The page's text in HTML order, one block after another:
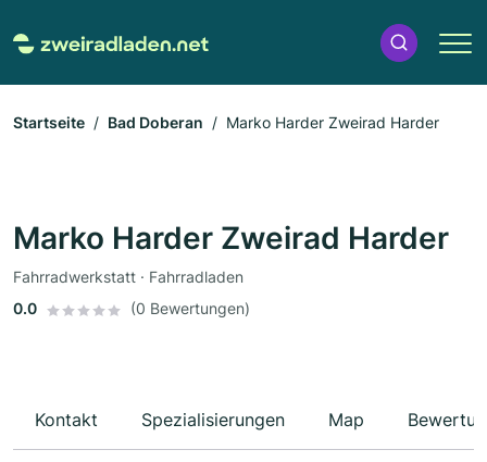
Startseite Bad Doberan Marko Harder Zweirad Harder
Marko Harder Zweirad Harder
Fahrradwerkstatt · Fahrradladen
0.0
(0 Bewertungen)
Kontakt Spezialisierungen Map